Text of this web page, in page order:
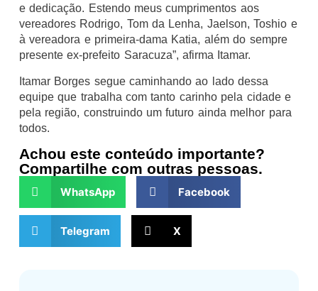
e dedicação. Estendo meus cumprimentos aos
vereadores Rodrigo, Tom da Lenha, Jaelson, Toshio e
à vereadora e primeira-dama Katia, além do sempre
presente ex-prefeito Saracuza”, afirma Itamar.
Itamar Borges segue caminhando ao lado dessa
equipe que trabalha com tanto carinho pela cidade e
pela região, construindo um futuro ainda melhor para
todos.
Achou este conteúdo importante?
Compartilhe com outras pessoas.
WhatsApp Facebook
Telegram X